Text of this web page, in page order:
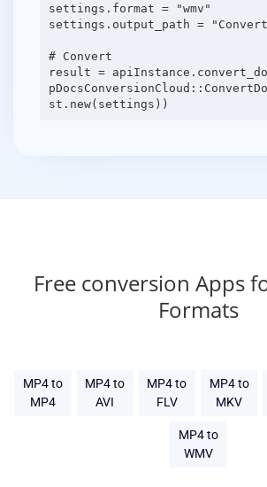
settings.format = "wmv"
settings.output_path =
# Convert
result =
Free conversion Apps
Formats
MP4 to
MP4
MP4 to
AVI
MP4 to
FLV
MP4 to
MKV
MP4 to
WMV